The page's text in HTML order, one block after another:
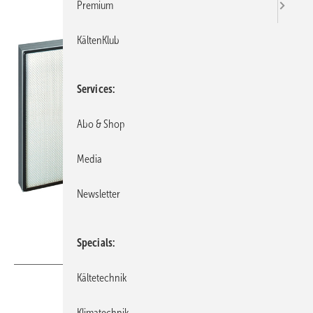
Premium
KältenKlub
Services
Abo & Shop
Media
Newsletter
Specials
Kältetechnik